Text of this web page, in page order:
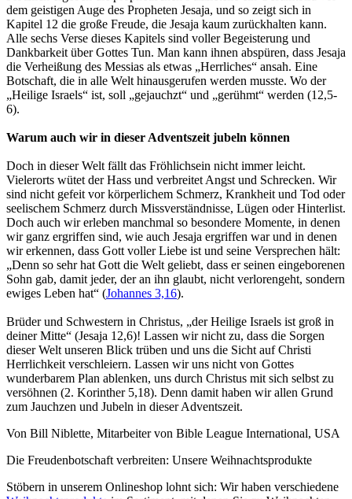
dem geistigen Auge des Propheten Jesaja, und so zeigt sich in
Kapitel 12 die große Freude, die Jesaja kaum zurückhalten kann.
Alle sechs Verse dieses Kapitels sind voller Begeisterung und
Dankbarkeit über Gottes Tun. Man kann ihnen abspüren, dass Jesaja
die Verheißung des Messias als etwas „Herrliches“ ansah. Eine
Botschaft, die in alle Welt hinausgerufen werden musste. Wo der
„Heilige Israels“ ist, soll „gejauchzt“ und „gerühmt“ werden (12,5-
6).
Warum auch wir in dieser Adventszeit jubeln können
Doch in dieser Welt fällt das Fröhlichsein nicht immer leicht.
Vielerorts wütet der Hass und verbreitet Angst und Schrecken. Wir
sind nicht gefeit vor körperlichem Schmerz, Krankheit und Tod oder
seelischem Schmerz durch Missverständnisse, Lügen oder Hinterlist.
Doch auch wir erleben manchmal so besondere Momente, in denen
wir ganz ergriffen sind, wie auch Jesaja ergriffen war und in denen
wir erkennen, dass Gott voller Liebe ist und seine Versprechen hält:
„Denn so sehr hat Gott die Welt geliebt, dass er seinen eingeborenen
Sohn gab, damit jeder, der an ihn glaubt, nicht verlorengeht, sondern
ewiges Leben hat“ (Johannes 3,16).
Brüder und Schwestern in Christus, „der Heilige Israels ist groß in
deiner Mitte“ (Jesaja 12,6)! Lassen wir nicht zu, dass die Sorgen
dieser Welt unseren Blick trüben und uns die Sicht auf Christi
Herrlichkeit verschleiern. Lassen wir uns nicht von Gottes
wunderbarem Plan ablenken, uns durch Christus mit sich selbst zu
versöhnen (2. Korinther 5,18). Denn damit haben wir allen Grund
zum Jauchzen und Jubeln in dieser Adventszeit.
Von Bill Niblette, Mitarbeiter von Bible League International, USA
Die Freudenbotschaft verbreiten: Unsere Weihnachtsprodukte
Stöbern in unserem Onlineshop lohnt sich: Wir haben verschiedene